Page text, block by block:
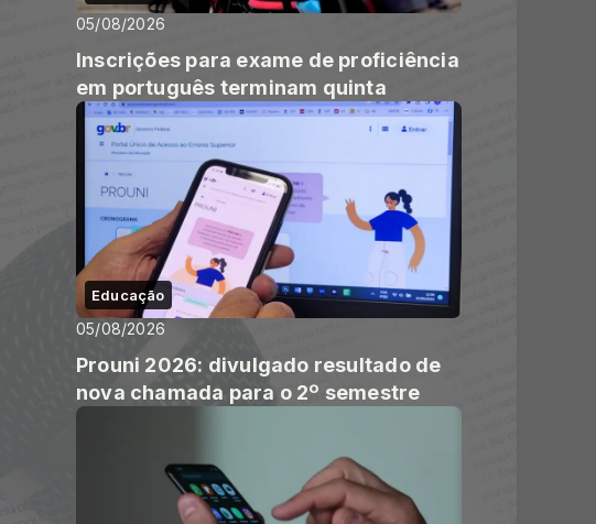
05/08/2026
Inscrições para exame de proficiência
em português terminam quinta
Educação
05/08/2026
Prouni 2026: divulgado resultado de
nova chamada para o 2º semestre